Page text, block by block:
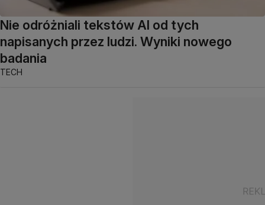
Nie odróżniali tekstów AI od tych
napisanych przez ludzi. Wyniki nowego
badania
TECH